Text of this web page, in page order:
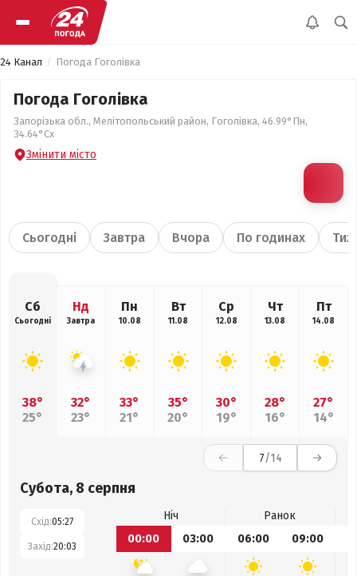
24 Канал Погода Гоголівка
Погода Гоголівка
Запорізька обл., Мелітопольський район, Гоголівка, 46.99°Пн,
34.64°Сх
Змінити місто
Сьогодні Завтра Вчора По годинах
Сб
Сьогодні
38°
25°
Нд
Завтра
32°
23°
Пн
10.08
33°
21°
Вт
11.08
35°
20°
Ср
12.08
30°
19°
Чт
13.08
28°
16°
Пт
14.08
27°
14°
7/14
Субота, 8 серпня
Схід:05:27
Захід:20:03
Ніч
Ранок
00:00
03:00 06:00 09:00